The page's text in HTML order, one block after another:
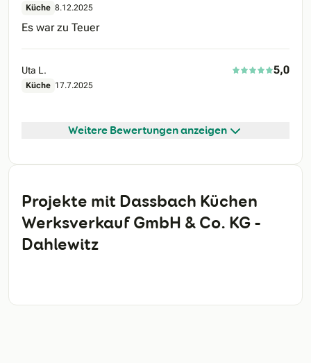
Küche 8.12.2025
Es war zu Teuer
Uta L. 5,0
Küche 17.7.2025
Weitere Bewertungen anzeigen
Projekte mit Dassbach Küchen
Werksverkauf GmbH & Co. KG -
Dahlewitz